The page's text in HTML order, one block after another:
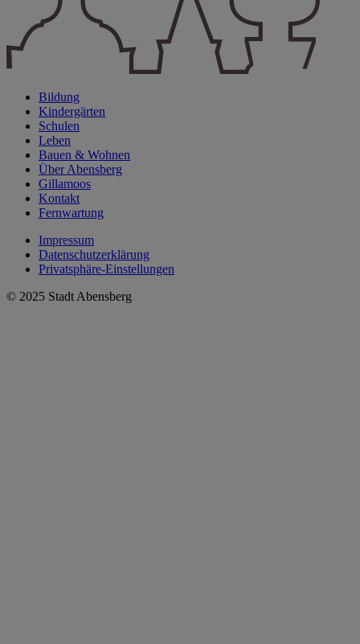
Bildung
Kindergärten
Schulen
Leben
Bauen & Wohnen
Über Abensberg
Gillamoos
Kontakt
Fernwartung
Impressum
Datenschutzerklärung
Privatsphäre-Einstellungen
© 2025 Stadt Abensberg